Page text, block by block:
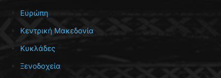
Ευρώπη
Κεντρική Μακεδονία
Κυκλάδες
Ξενοδοχεία